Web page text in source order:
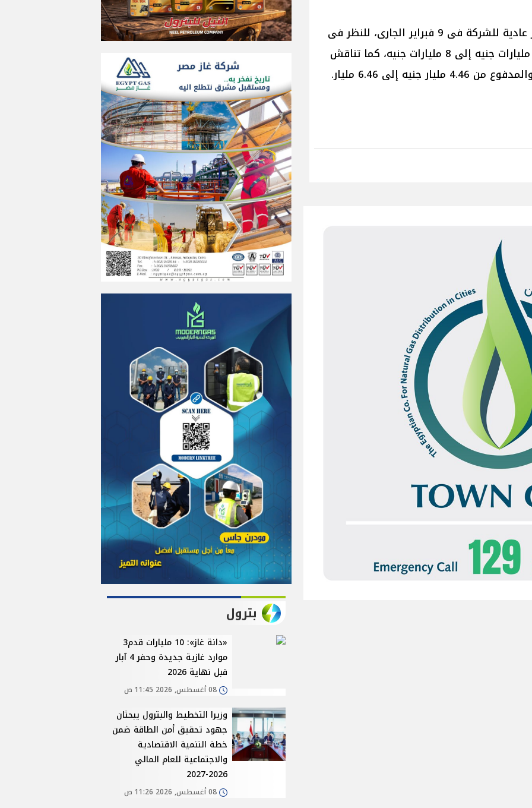
ومن المقرر انعقاد جمعية عامة غير عادية للشركة فى 9 فبراير الجارى، للنظر فى
زيادة رأس المال المرخص به من 6 مليارات جنيه إلى 8 مليارات جنيه، كما تناقش
إلى 6.46 مليار.
بترول
«دانة غاز»: 10 مليارات قدم3
موارد غازية جديدة وحفر 4 آبار
قبل نهاية 2026
08 أغسطس, 2026 11:45 ص
وزيرا التخطيط والبترول يبحثان
جهود تحقيق أمن الطاقة ضمن
خطة التنمية الاقتصادية
والاجتماعية للعام المالي
2026-2027
08 أغسطس, 2026 11:26 ص